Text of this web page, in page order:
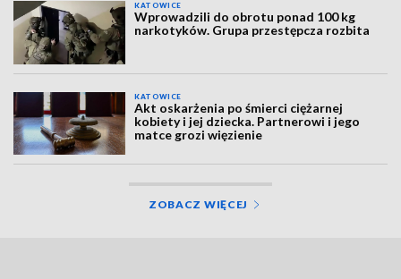
KATOWICE
Wprowadzili do obrotu ponad 100 kg
narkotyków. Grupa przestępcza rozbita
KATOWICE
Akt oskarżenia po śmierci ciężarnej
kobiety i jej dziecka. Partnerowi i jego
matce grozi więzienie
ZOBACZ WIĘCEJ